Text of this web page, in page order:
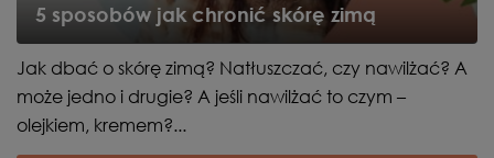
5 sposobów jak chronić skórę zimą
Jak dbać o skórę zimą? Natłuszczać, czy nawilżać? A
może jedno i drugie? A jeśli nawilżać to czym –
olejkiem, kremem?...